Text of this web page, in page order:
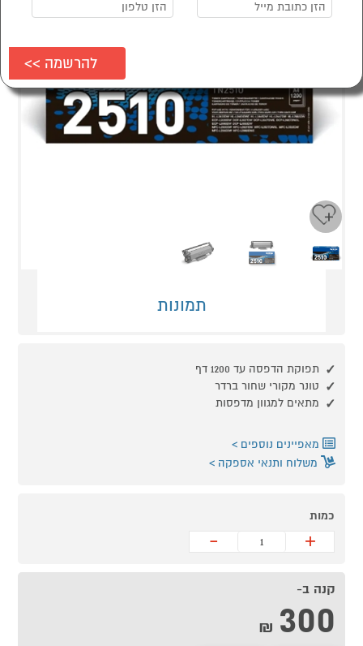
תמונות
תפוקת הדפסה עד 1200 דף
טונר מקורי שחור ברדר
מתאים למגוון מדפסות
מאפיינים נוספים
משלוח ותנאי אספקה
כמות
+
-
קנה ב-
300
₪